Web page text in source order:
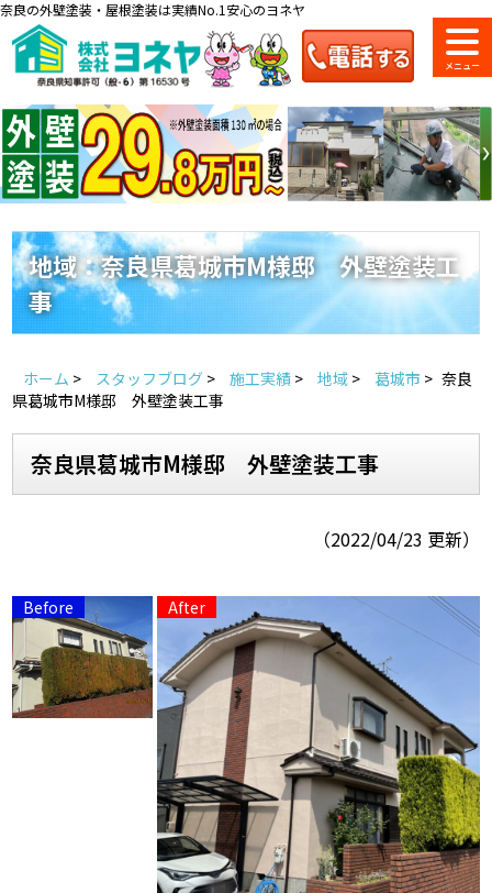
奈良の外壁塗装・屋根塗装は実績No.1安心のヨネヤ
料金一覧 会社案内 ショールーム
のご紹介
来店予約 お電話
地域の事例がいっぱい
Home お客様の声
スタッフブログ
よくあるご質問 屋根リフォームについて
雨漏りについて 雨漏りの施工実績
ヨネヤがお客様から選ばれる10の
リフォームローン
アパート・マンション修繕
見積もりシミュレーション
地域：奈良県葛城市M様邸 外壁塗装工
事
ホーム > スタッフブログ > 施工実績 > 地域 > 葛城市 > 奈良
県葛城市M様邸 外壁塗装工事
奈良県葛城市M様邸 外壁塗装工事
（2022/04/23 更新）